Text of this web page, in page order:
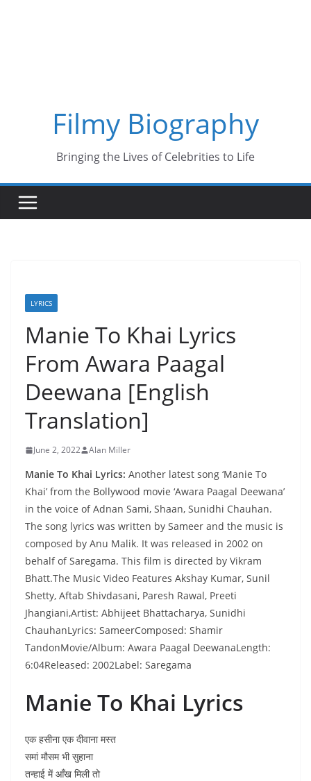
Filmy Biography
Bringing the Lives of Celebrities to Life
LYRICS
Manie To Khai Lyrics
From Awara Paagal
Deewana [English
Translation]
June 2, 2022 Alan Miller
Manie To Khai Lyrics: Another latest song ‘Manie To
Khai’ from the Bollywood movie ‘Awara Paagal Deewana’
in the voice of Adnan Sami, Shaan, Sunidhi Chauhan.
The song lyrics was written by Sameer and the music is
composed by Anu Malik. It was released in 2002 on
behalf of Saregama. This film is directed by Vikram
Bhatt.The Music Video Features Akshay Kumar, Sunil
Shetty, Aftab Shivdasani, Paresh Rawal, Preeti
Jhangiani,Artist: Abhijeet Bhattacharya, Sunidhi
ChauhanLyrics: SameerComposed: Shamir
TandonMovie/Album: Awara Paagal DeewanaLength:
6:04Released: 2002Label: Saregama
Manie To Khai Lyrics
एक हसीना एक दीवाना मस्त
समां मौसम भी सुहाना
तन्हाई में आँख मिली तो